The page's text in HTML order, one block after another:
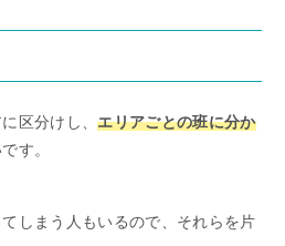
区分けし、エリアごとの班に分か
す。
しまう人もいるので、それらを片